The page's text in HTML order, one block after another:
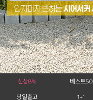
신상8% 베스트50
당일출고 1+1